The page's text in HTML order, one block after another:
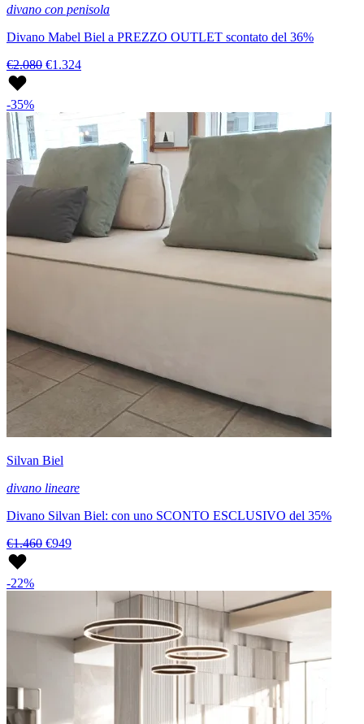
divano con penisola
Divano Mabel Biel a PREZZO OUTLET scontato del 36%
€2.080 €1.324
-35%
Silvan Biel
divano lineare
Divano Silvan Biel: con uno SCONTO ESCLUSIVO del 35%
€1.460 €949
-22%